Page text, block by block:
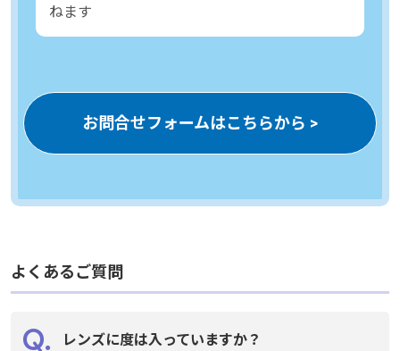
ねます
お問合せフォームはこちらから >
よくあるご質問
レンズに度は入っていますか？
ねます
お問合せフォームはこちらから >
よくあるご質問
レンズに度は入っていますか？